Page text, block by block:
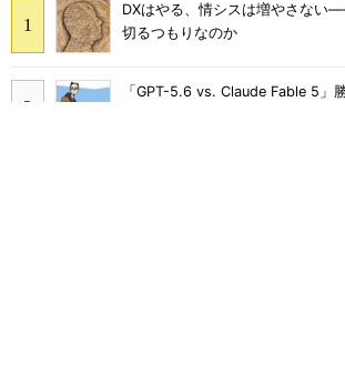
DXはやる、情シスは増やさない
切るつもりなのか
「GPT-5.6 vs. Claude Fable 5」